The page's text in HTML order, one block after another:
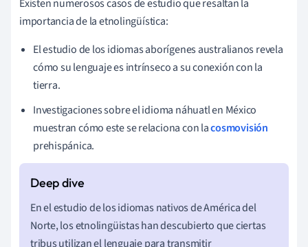
Existen numerosos casos de estudio que resaltan la
importancia de la etnolingüística:
El estudio de los idiomas aborígenes australianos revela
cómo su lenguaje es intrínseco a su conexión con la
tierra.
Investigaciones sobre el idioma náhuatl en México
muestran cómo este se relaciona con lacosmovisión
prehispánica.
En el estudio de los idiomas nativos de América del
Norte, los etnolingüistas han descubierto que ciertas
tribus utilizan el lenguaje para transmitir